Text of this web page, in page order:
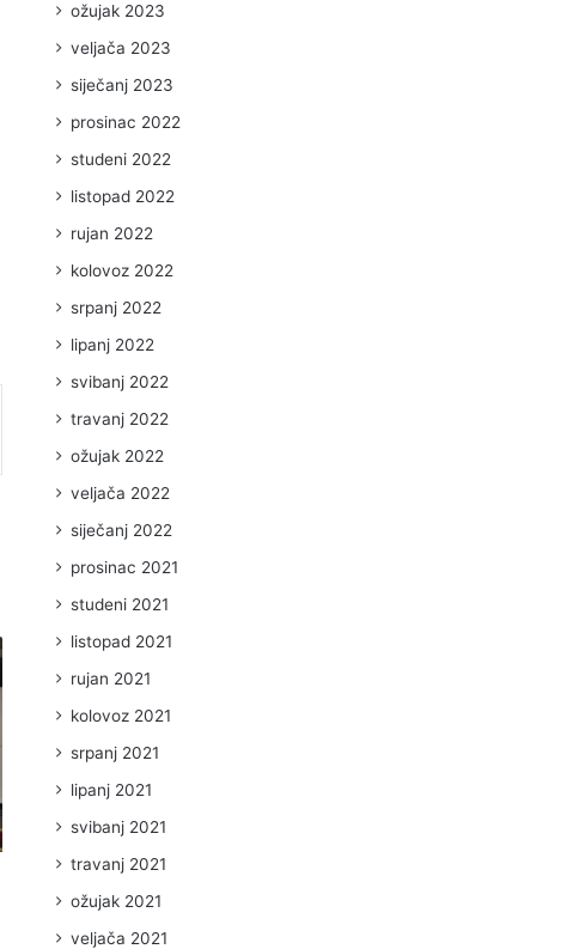
ožujak 2023
veljača 2023
siječanj 2023
prosinac 2022
studeni 2022
listopad 2022
rujan 2022
kolovoz 2022
srpanj 2022
lipanj 2022
svibanj 2022
travanj 2022
ožujak 2022
veljača 2022
siječanj 2022
prosinac 2021
studeni 2021
listopad 2021
rujan 2021
kolovoz 2021
srpanj 2021
lipanj 2021
svibanj 2021
travanj 2021
ožujak 2021
veljača 2021